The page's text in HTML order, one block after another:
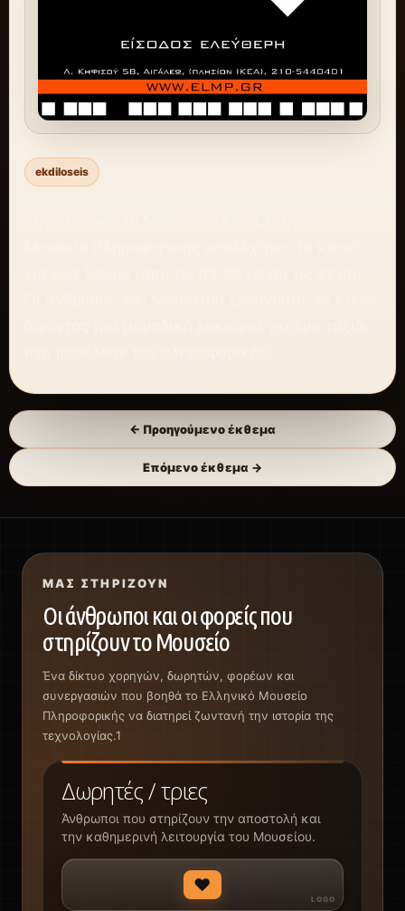
ekdiloseis
← Προηγούμενο έκθεμα
Επόμενο έκθεμα →
ΜΑΣ ΣΤΗΡΊΖΟΥΝ
Οι άνθρωποι και οι φορείς που
στηρίζουν το Μουσείο
Ένα δίκτυο χορηγών, δωρητών, φορέων και
συνεργασιών που βοηθά το Ελληνικό Μουσείο
Πληροφορικής να διατηρεί ζωντανή την ιστορία της
τεχνολογίας.1
Δωρητές / τριες
Άνθρωποι που στηρίζουν την αποστολή και
την καθημερινή λειτουργία του Μουσείου.
♥